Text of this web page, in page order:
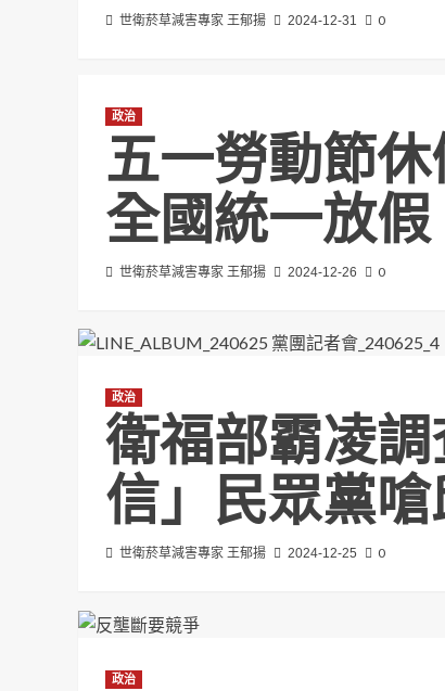
世衛菸草減害專家 王郁揚 2024-12-31 0
政治
五一勞動節
全國統一放假
世衛菸草減害專家 王郁揚 2024-12-26 0
政治
衛福部霸凌
信」民眾黨
世衛菸草減害專家 王郁揚 2024-12-25 0
政治